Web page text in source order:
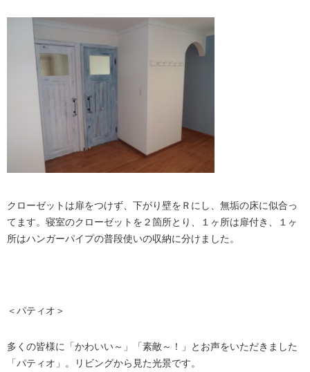
クローゼットは扉をつけず、下がり壁をＲにし、無垢の床に似合っ
てます。寝室のクローゼットを２箇所とり、１ヶ所は扉付き、１ヶ
所はハンガーパイプの普段使いの収納に分けました。
＜パティオ＞
多くの皆様に「かわいい～」「素敵～！」とお声をいただきました
「パティオ」。リビングから見た光景です。